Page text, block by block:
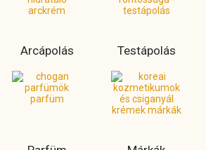
Arcápolás Testápolás